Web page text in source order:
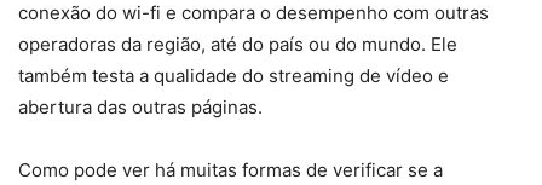
conexão do wi-fi e compara o desempenho com outras
operadoras da região, até do país ou do mundo. Ele
também testa a qualidade do streaming de vídeo e
abertura das outras páginas.
Como pode ver há muitas formas de verificar se a